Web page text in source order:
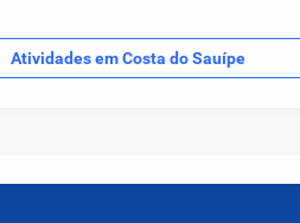
Atividades em Costa do Sauípe